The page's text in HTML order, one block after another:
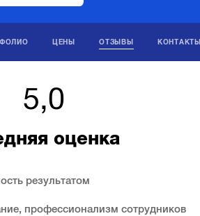
ЦЕНЫ ОТЗЫВЫ
5,0
оценка
результатом
профессионализм сотрудников